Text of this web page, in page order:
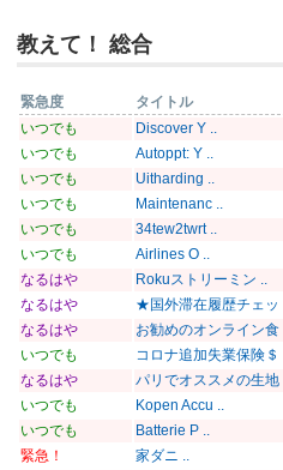
教えて！ 総合
緊急度 タイトル
いつでも
Discover Y ..
いつでも
Autoppt: Y ..
いつでも
Uitharding ..
いつでも
Maintenanc ..
いつでも
34tew2twrt ..
いつでも
Airlines O ..
なるはや
Rokuストリーミン ..
なるはや
★国外滞在履歴チェッ ..
なるはや
お勧めのオンライン食 ..
いつでも
コロナ追加失業保険＄ ..
なるはや
パリでオススメの生地 ..
いつでも
Kopen Accu ..
いつでも
Batterie P ..
緊急！
家ダニ ..